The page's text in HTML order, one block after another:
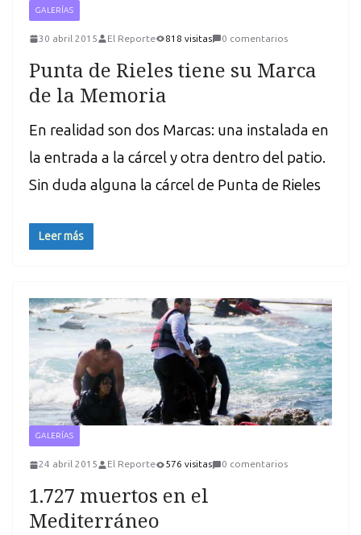
GALERÍAS
30 abril 2015 El Reporte 818 visitas 0 comentarios
Punta de Rieles tiene su Marca
de la Memoria
En realidad son dos Marcas: una instalada en
la entrada a la cárcel y otra dentro del patio.
Sin duda alguna la cárcel de Punta de Rieles
Leer más
GALERÍAS
24 abril 2015 El Reporte 576 visitas 0 comentarios
1.727 muertos en el
Mediterráneo